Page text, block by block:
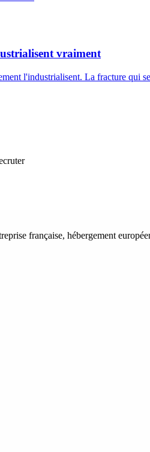
vraiment
l'industrialisent. La fracture qui
française, hébergement